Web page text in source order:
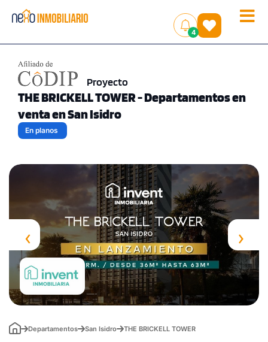
Toggle
4
()
Proyecto
THE BRICKELL TOWER - Departamentos en
venta en San Isidro
En planos
‹ ›
Departamentos San Isidro THE BRICKELL TOWER